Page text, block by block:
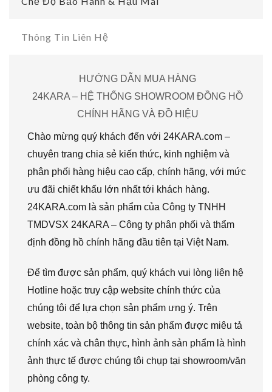
Thông Tin Liên Hệ
HƯỚNG DẪN MUA HÀNG
24KARA – HỆ THỐNG SHOWROOM ĐỒNG HỒ
CHÍNH HÃNG VÀ ĐỒ HIỆU
Chào mừng quý khách đến với 24KARA.com –
chuyên trang chia sẻ kiến thức, kinh nghiệm và
phân phối hàng hiệu cao cấp, chính hãng, với mức
ưu đãi chiết khấu lớn nhất tới khách hàng.
24KARA.com là sản phẩm của Công ty TNHH
TMDVSX 24KARA – Công ty phân phối và thẩm
định đồng hồ chính hãng đầu tiên tại Việt Nam.
Để tìm được sản phẩm, quý khách vui lòng liên hệ
Hotline hoặc truy cập website chính thức của
chúng tôi để lựa chọn sản phẩm ưng ý. Trên
website, toàn bộ thông tin sản phẩm được miêu tả
chính xác và chân thực, hình ảnh sản phẩm là hình
ảnh thực tế được chúng tôi chụp tại showroom/văn
phòng công ty.